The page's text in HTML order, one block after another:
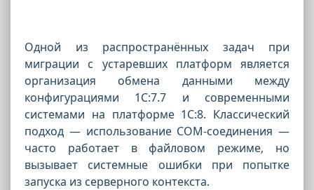
Одной из распространённых задач при
миграции с устаревших платформ является
организация обмена данными между
конфигурациями 1С:7.7 и современными
системами на платформе 1С:8. Классический
подход — использование COM-соединения —
часто работает в файловом режиме, но
вызывает системные ошибки при попытке
запуска из серверного контекста.